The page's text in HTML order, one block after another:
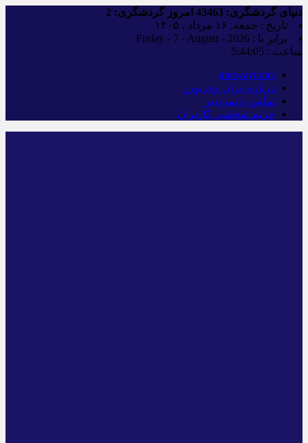
دنیای گردشگری: امروز گردشگری:
تاریخ : جمعه, ۱۶ مرداد , ۱۴۰۵
برابر با : Friday - 7 - August - 2026
ساعت : 5:44:06
iranwaytours
درباره ایران وی تورز
تماس با سردبیر
حریم شخصی کاربران